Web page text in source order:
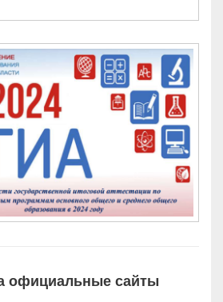
официальные сайты